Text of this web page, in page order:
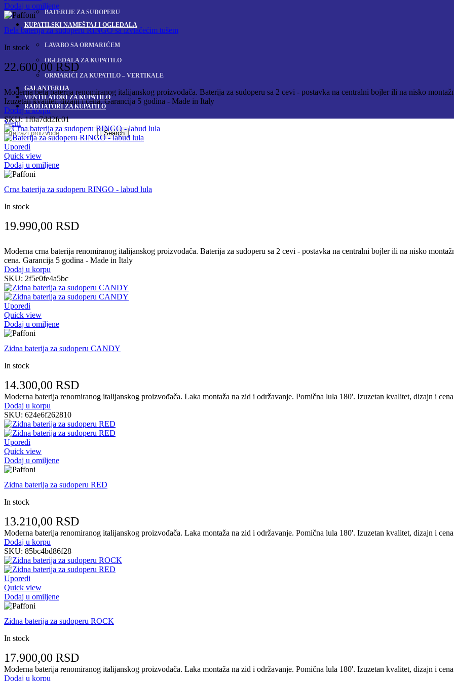
BATERIJE ZA SUDOPERU
KUPATILSKI NAMEŠTAJ I OGLEDALA
LAVABO SA ORMARIĆEM
OGLEDALA ZA KUPATILO
ORMARIĆI ZA KUPATILO – VERTIKALE
GALANTERIJA
VENTILATORI ZA KUPATILO
RADIJATORI ZA KUPATILO
Meni
Search
Dodaj u omiljene
Bela baterija za sudoperu RINGO sa izvlačećim tušem
In stock
22.600,00 RSD
Moderna bela baterija renomiranog italijanskog proizvođača. Baterija za sudoperu sa 2 cevi - postavka na centralni bojler ili na nisko
Izuzetan kvalitet, dizajn i cena. Garancija 5 godina - Made in Italy
Dodaj u korpu
SKU:1f0a7dd2fc01
Uporedi
Quick view
Dodaj u omiljene
Crna baterija za sudoperu RINGO - labud lula
In stock
19.990,00 RSD
Moderna crna baterija renomiranog italijanskog proizvođača. Baterija za sudoperu sa 2 cevi - postavka na centralni bojler ili na nisko
cena. Garancija 5 godina - Made in Italy
Dodaj u korpu
SKU: 2f5e0fe4a5bc
Uporedi
Quick view
Dodaj u omiljene
Zidna baterija za sudoperu CANDY
In stock
14.300,00 RSD
Moderna baterija renomiranog italijanskog proizvođača. Laka montaža na zid i održavanje. Pomična lula 180'. Izuzetan kvalitet, dizajn i
Dodaj u korpu
SKU: 624e6f262810
Uporedi
Quick view
Dodaj u omiljene
Zidna baterija za sudoperu RED
In stock
13.210,00 RSD
Moderna baterija renomiranog italijanskog proizvođača. Laka montaža na zid i održavanje. Pomična lula 180'. Izuzetan kvalitet, dizajn i
Dodaj u korpu
SKU: 85bc4bd86f28
Uporedi
Quick view
Dodaj u omiljene
Zidna baterija za sudoperu ROCK
In stock
17.900,00 RSD
Moderna baterija renomiranog italijanskog proizvođača. Laka montaža na zid i održavanje. Pomična lula 180'. Izuzetan kvalitet, dizajn i
Dodaj u korpu